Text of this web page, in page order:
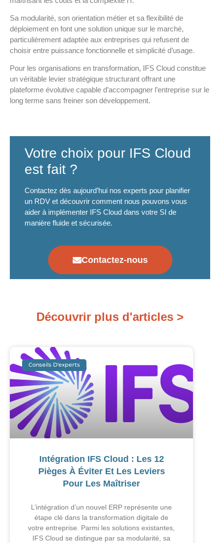
Sa modularité, son orientation métier et sa flexibilité de
déploiement en font une solution unique sur le marché,
particulièrement adaptée aux entreprises qui refusent de
choisir entre puissance fonctionnelle et simplicité d’usage.
Pour les organisations en transformation, IFS Cloud constitue
un véritable levier stratégique structurant offrant une
plateforme évolutive capable d’accompagner l’entreprise sur le
long terme sans freiner son développement.
Votre choix pour IFS Cloud
est fait ?
Contactez dès aujourd’hui nos experts pour planifier
un RDV et découvrir comment nous pouvons vous
aider à implémenter IFS Cloud dans votre SI de
manière fluide et sécurisée.
Contactez-nous
Découvrir plus d'articles >
Conseils D'experts
Intégration IFS Cloud : Les 12
Pièges À Éviter Et Les Leviers
Pour Les Maîtriser
L’intégration d’un nouvel ERP représente une
étape clé dans la transformation digitale de
votre entreprise. Parmi les solutions existantes,
IFS Cloud se distingue par sa modularité, sa